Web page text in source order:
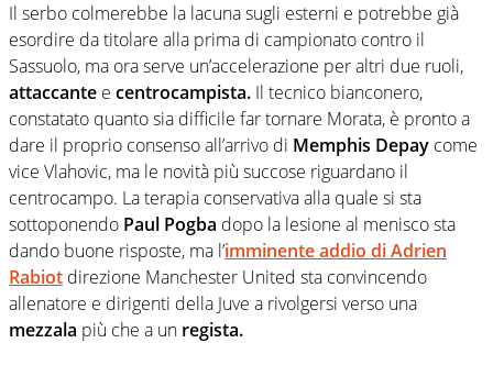
Il serbo colmerebbe la lacuna sugli esterni e potrebbe già
esordire da titolare alla prima di campionato contro il
Sassuolo, ma ora serve un’accelerazione per altri due ruoli,
attaccante e centrocampista. Il tecnico bianconero,
constatato quanto sia difficile far tornare Morata, è pronto a
dare il proprio consenso all’arrivo di Memphis Depay come
vice Vlahovic, ma le novità più succose riguardano il
centrocampo. La terapia conservativa alla quale si sta
sottoponendo Paul Pogba dopo la lesione al menisco sta
dando buone risposte, ma l’imminente addio di Adrien
Rabiot direzione Manchester United sta convincendo
allenatore e dirigenti della Juve a rivolgersi verso una
mezzala più che a un regista.